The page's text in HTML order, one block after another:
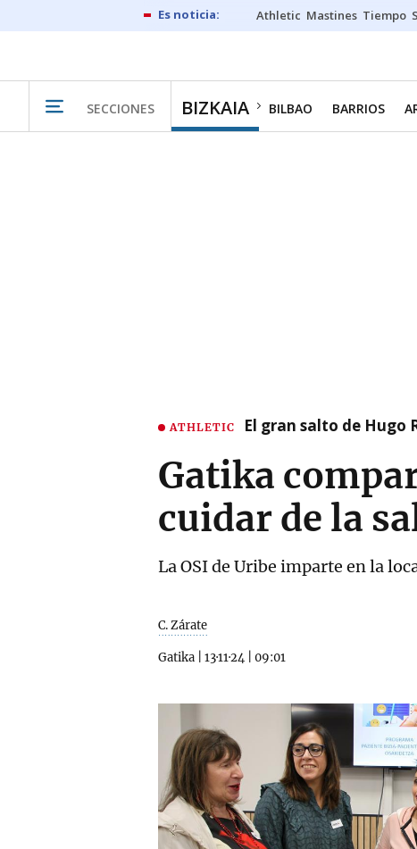
Athletic Mastines Tiempo
SECCIONES BIZKAIA BILBAO BARRIOS
ATHLETIC El gran salto de Hugo
Gatika
cuidar de la
La OSI de Uribe imparte en la
C. Zárate
Gatika 13·11·24 09:01